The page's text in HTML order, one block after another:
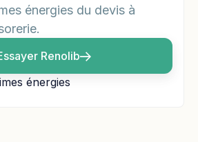
énergies du devis à
Renolib